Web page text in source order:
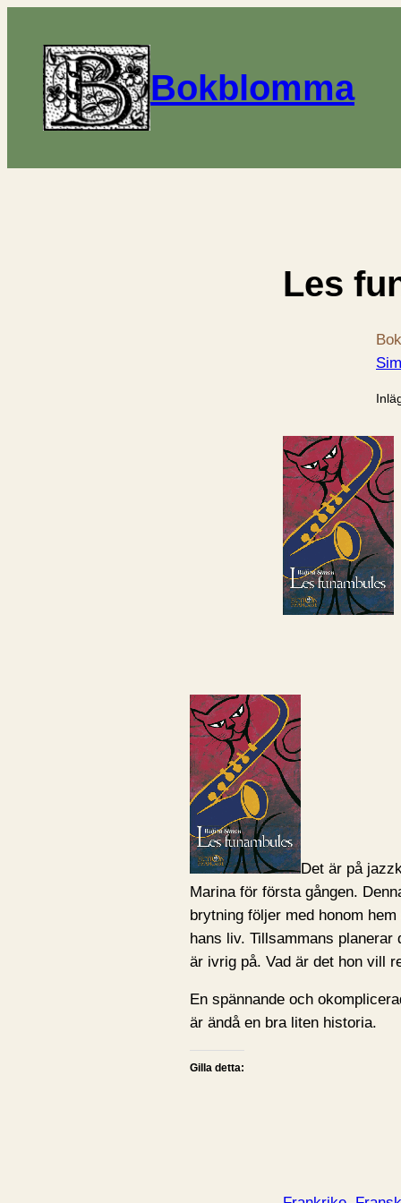
Bokblomma
Les
Det är på
Marina för första gången.
brytning följer med honom
hans liv. Tillsammans
är ivrig på. Vad är det hon vill
En spännande och
är ändå en bra liten historia.
Gilla detta: